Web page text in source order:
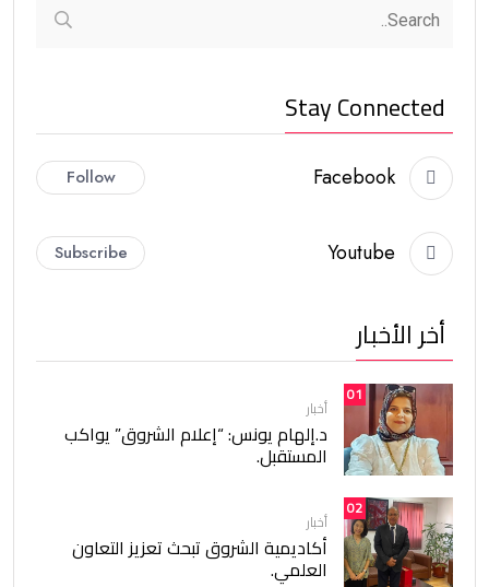
Stay Connected
Facebook
Follow
Youtube
Subscribe
أخر الأخبار
01
أخبار
د.إلهام يونس: “إعلام الشروق” يواكب
المستقبل.
02
أخبار
أكاديمية الشروق تبحث تعزيز التعاون
العلمي.